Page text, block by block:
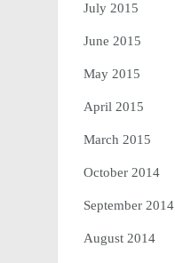
July 2015
June 2015
May 2015
April 2015
March 2015
October 2014
September 2014
August 2014